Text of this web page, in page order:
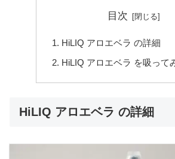
目次
HiLIQ アロエベラ の詳細
HiLIQ アロエベラ を吸って
HiLIQ アロエベラ の詳細